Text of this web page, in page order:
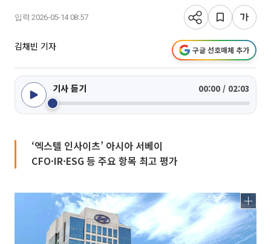
입력 2026-05-14 08:57
김채빈 기자 구글 선호매체 추가
기사 듣기 00:00 / 02:03
‘엑스텔 인사이츠’ 아시아 서베이
CFO·IR·ESG 등 주요 항목 최고 평가